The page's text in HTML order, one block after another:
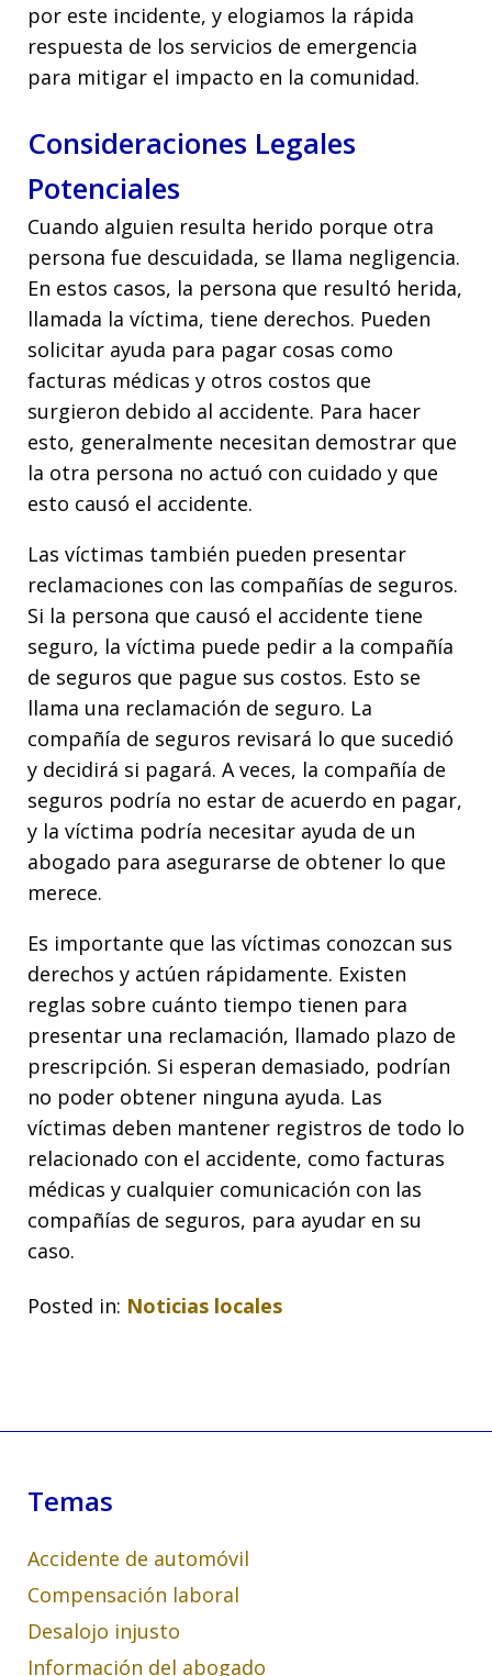
por este incidente, y elogiamos la rápida
respuesta de los servicios de emergencia
para mitigar el impacto en la comunidad.
Consideraciones Legales
Potenciales
Cuando alguien resulta herido porque otra
persona fue descuidada, se llama negligencia.
En estos casos, la persona que resultó herida,
llamada la víctima, tiene derechos. Pueden
solicitar ayuda para pagar cosas como
facturas médicas y otros costos que
surgieron debido al accidente. Para hacer
esto, generalmente necesitan demostrar que
la otra persona no actuó con cuidado y que
esto causó el accidente.
Las víctimas también pueden presentar
reclamaciones con las compañías de seguros.
Si la persona que causó el accidente tiene
seguro, la víctima puede pedir a la compañía
de seguros que pague sus costos. Esto se
llama una reclamación de seguro. La
compañía de seguros revisará lo que sucedió
y decidirá si pagará. A veces, la compañía de
seguros podría no estar de acuerdo en pagar,
y la víctima podría necesitar ayuda de un
abogado para asegurarse de obtener lo que
merece.
Es importante que las víctimas conozcan sus
derechos y actúen rápidamente. Existen
reglas sobre cuánto tiempo tienen para
presentar una reclamación, llamado plazo de
prescripción. Si esperan demasiado, podrían
no poder obtener ninguna ayuda. Las
víctimas deben mantener registros de todo lo
relacionado con el accidente, como facturas
médicas y cualquier comunicación con las
compañías de seguros, para ayudar en su
caso.
Posted in: Noticias locales
Temas
Accidente de automóvil
Compensación laboral
Desalojo injusto
Información del abogado